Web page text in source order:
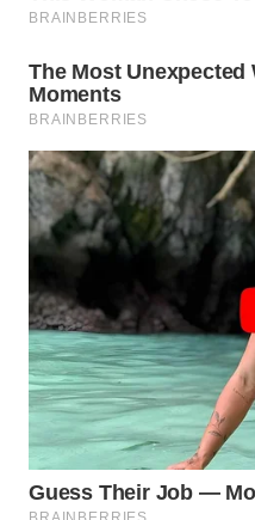
SURABAYA
WN
NATUNA
WN
BINTAN
WN
MANDALIKA
WN
LIKUPANG
LABUANBAJO